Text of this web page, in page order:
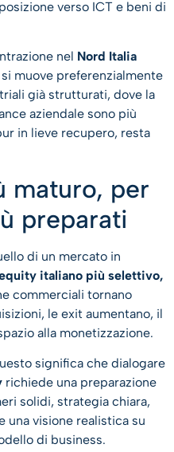
verso ICT e beni di
nel Nord Italia
si muove preferenzialmente
già strutturati, dove la
aziendale sono più
in lieve recupero, resta
maturo, per
preparati
di un mercato in
italiano più selettivo,
commerciali tornano
le exit aumentano, il
alla monetizzazione.
significa che dialogare
richiede una preparazione
solidi, strategia chiara,
una visione realistica su
di business.